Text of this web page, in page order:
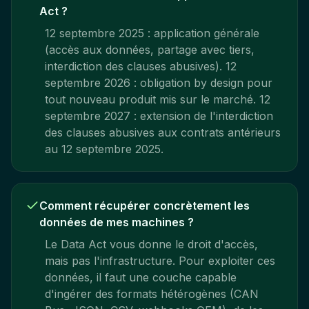
Act ?
12 septembre 2025 : application générale
(accès aux données, partage avec tiers,
interdiction des clauses abusives). 12
septembre 2026 : obligation by design pour
tout nouveau produit mis sur le marché. 12
septembre 2027 : extension de l'interdiction
des clauses abusives aux contrats antérieurs
au 12 septembre 2025.
Comment récupérer concrètement les
données de mes machines ?
Le Data Act vous donne le droit d'accès,
mais pas l'infrastructure. Pour exploiter ces
données, il faut une couche capable
d'ingérer des formats hétérogènes (CAN